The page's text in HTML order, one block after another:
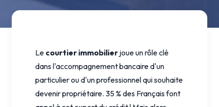
Le courtier immobilier joue un rôle clé
dans l'accompagnement bancaire d'un
particulier ou d'un professionnel qui souhaite
devenir propriétaire. 35 % des Français font